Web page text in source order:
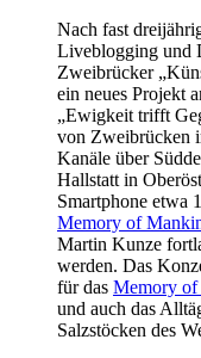
Nach fast
Liveblogging und
Zweibrücker
ein neues Projekt
„Ewigkeit trifft
von Zweibrücken
Kanäle über
Hallstatt in
Smartphone etwa
Memory of
Martin Kunze
werden. Das
für das Memory
und auch das
Salzstöcken des